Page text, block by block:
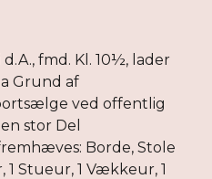
fmd. Kl. 10½, lader
Grund af
ved offentlig
stor Del
Borde, Stole
Stueur, 1 Vækkeur, 1